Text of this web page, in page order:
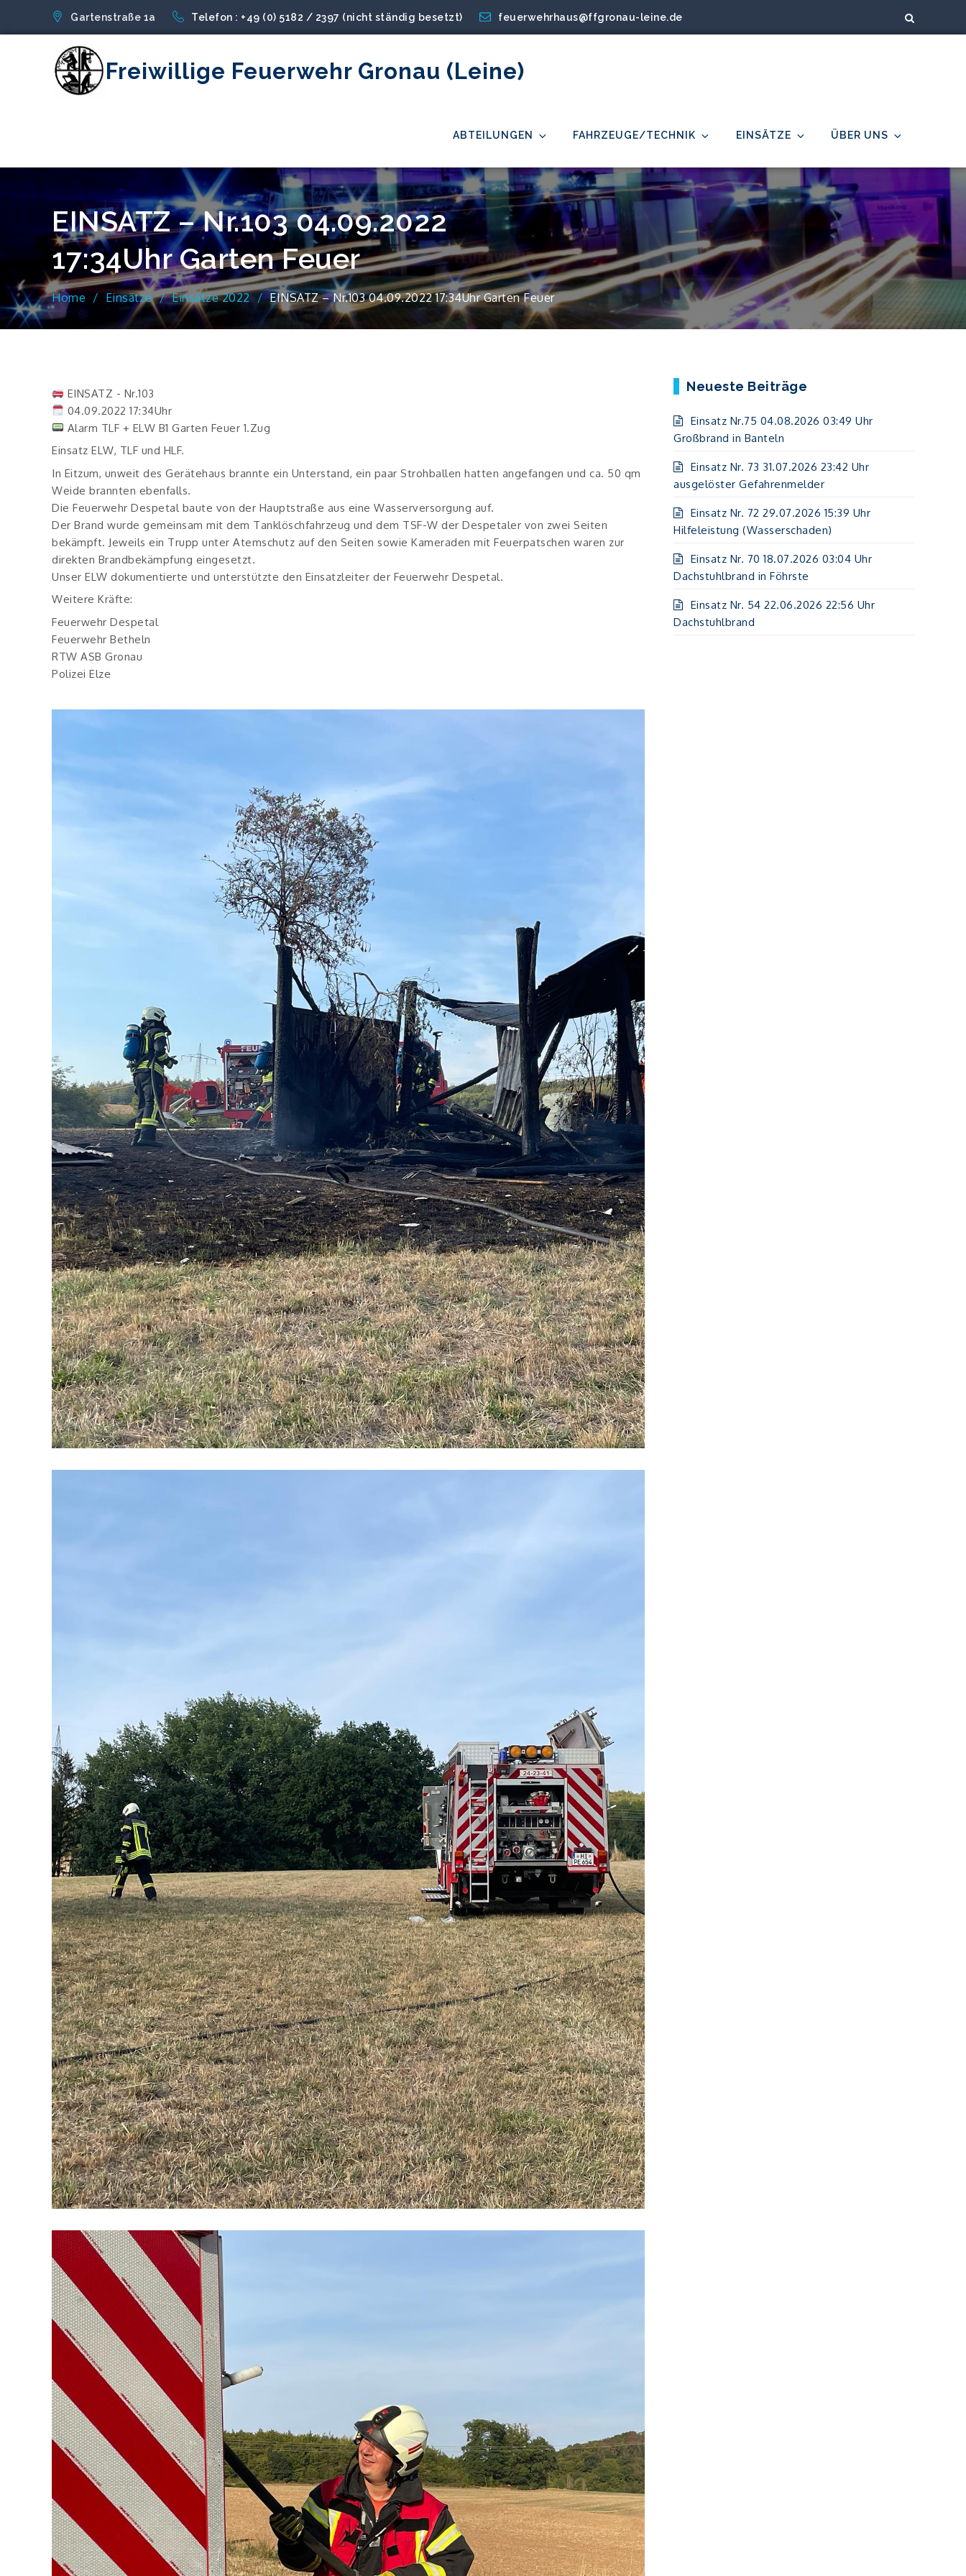
Gartenstraße 1a Telefon : +49 (0) 5182 / 2397 (nicht ständig besetzt) feuerwehrhaus@ffgronau-leine.de
Freiwillige Feuerwehr Gronau (Leine)
ABTEILUNGEN FAHRZEUGE/TECHNIK EINSÄTZE ÜBER UNS
EINSATZ – Nr.103 04.09.2022
17:34Uhr Garten Feuer
Home Einsätze Einsätze 2022 EINSATZ – Nr.103 04.09.2022 17:34Uhr Garten Feuer
EINSATZ - Nr.103
04.09.2022 17:34Uhr
Alarm TLF + ELW B1 Garten Feuer 1.Zug
Einsatz ELW, TLF und HLF.
In Eitzum, unweit des Gerätehaus brannte ein Unterstand, ein paar Strohballen hatten angefangen und ca. 50 qm
Weide brannten ebenfalls.
Die Feuerwehr Despetal baute von der Hauptstraße aus eine Wasserversorgung auf.
Der Brand wurde gemeinsam mit dem Tanklöschfahrzeug und dem TSF-W der Despetaler von zwei Seiten
bekämpft. Jeweils ein Trupp unter Atemschutz auf den Seiten sowie Kameraden mit Feuerpatschen waren zur
direkten Brandbekämpfung eingesetzt.
Unser ELW dokumentierte und unterstützte den Einsatzleiter der Feuerwehr Despetal.
Weitere Kräfte:
Feuerwehr Despetal
Feuerwehr Betheln
RTW ASB Gronau
Polizei Elze
Neueste Beiträge
Einsatz Nr.75 04.08.2026 03:49 Uhr
Großbrand in Banteln
Einsatz Nr. 73 31.07.2026 23:42 Uhr
ausgelöster Gefahrenmelder
Einsatz Nr. 72 29.07.2026 15:39 Uhr
Hilfeleistung (Wasserschaden)
Einsatz Nr. 70 18.07.2026 03:04 Uhr
Dachstuhlbrand in Föhrste
Einsatz Nr. 54 22.06.2026 22:56 Uhr
Dachstuhlbrand